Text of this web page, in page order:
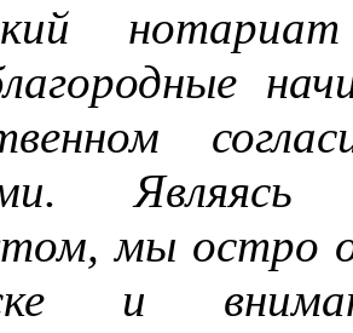
Являясь
мы остро
и